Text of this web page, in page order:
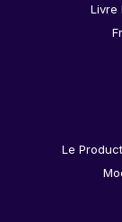
Livre
Le